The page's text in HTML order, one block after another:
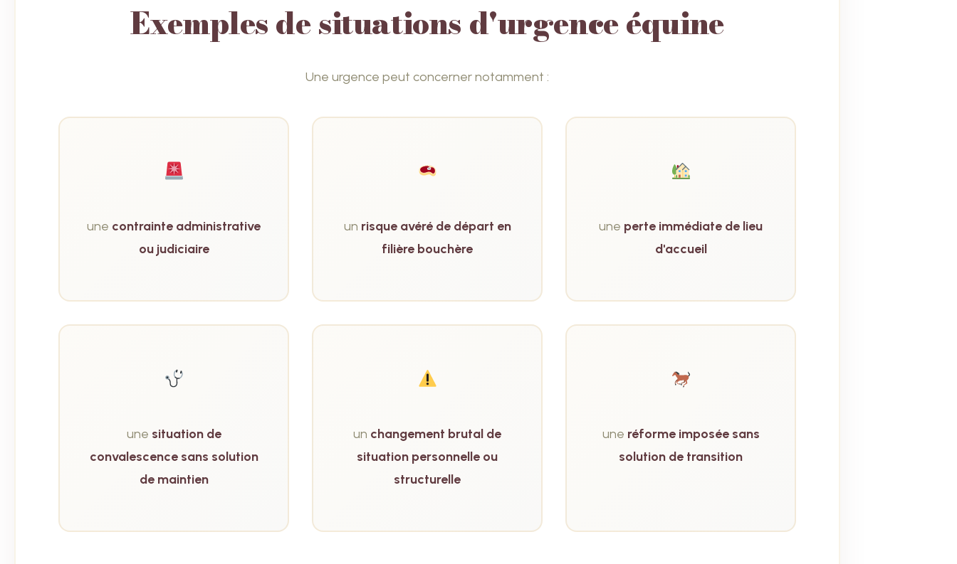
Exemples de situations d'urgence équine
Une urgence peut concerner notamment :
une contrainte administrative
ou judiciaire
un risque avéré de départ en
filière bouchère
une perte immédiate de lieu
d'accueil
une situation de
convalescence sans solution
de maintien
un changement brutal de
situation personnelle ou
structurelle
une réforme imposée sans
solution de transition